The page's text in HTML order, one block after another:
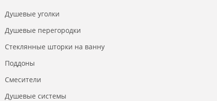
Душевые уголки
Душевые перегородки
Стеклянные шторки на ванну
Поддоны
Смесители
Душевые системы